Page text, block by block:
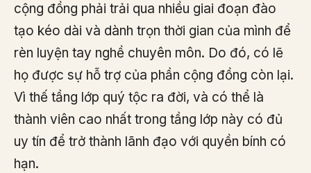
cộng đồng phải trải qua nhiều giai đoạn đào
tạo kéo dài và dành trọn thời gian của mình để
rèn luyện tay nghề chuyên môn. Do đó, có lẽ
họ được sự hỗ trợ của phần cộng đồng còn lại.
Vì thế tầng lớp quý tộc ra đời, và có thể là
thành viên cao nhất trong tầng lớp này có đủ
uy tín để trở thành lãnh đạo với quyền bính có
hạn.